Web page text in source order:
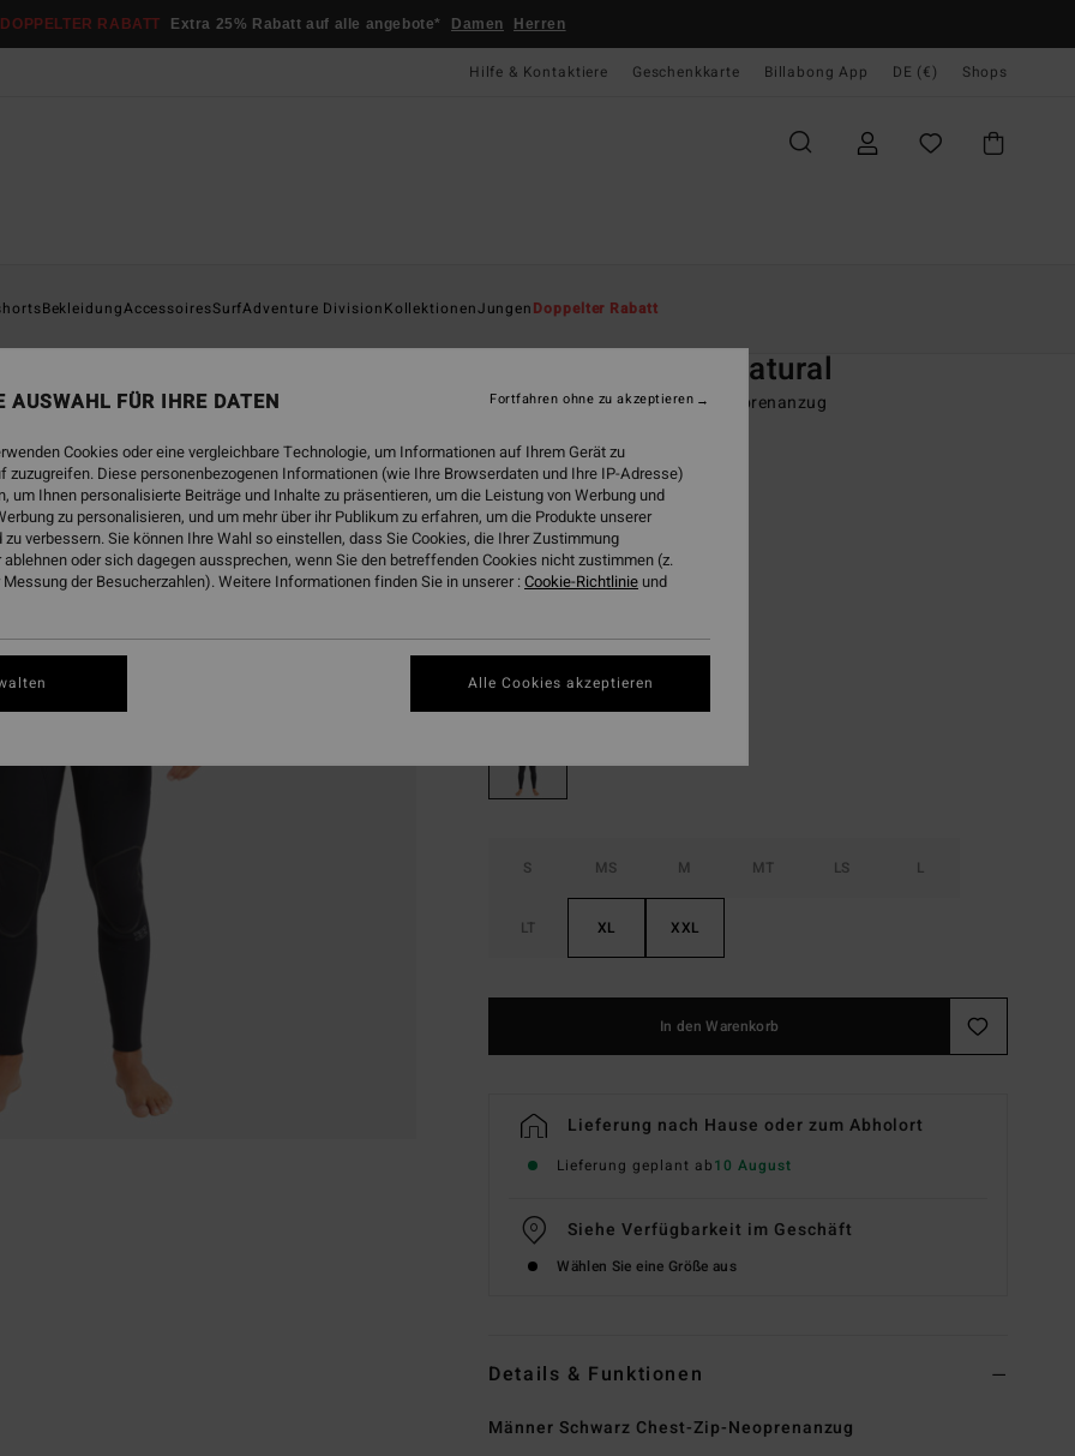
DOPPELTER RABATT Extra 25% Rabatt auf alle angebote* Damen Herren
Hilfe & Kontaktiere Geschenkkarte Billabong App DE (€) Shops
BekleidungAccessoiresSurfAdventure DivisionKollektionenJungenDoppelter Rabatt
5/4mm Furnace Natural
Männer Schwarz Chest-Zip-Neoprenanzug
3.0
(1 Bewertungen)
ECO-BONUS
459,95 €
40%
275,97 €
SALE
S MS M MT LS L
LT XL XXL
In den Warenkorb
Lieferung nach Hause oder zum Abholort
Lieferung geplant ab10 August
Siehe Verfügbarkeit im Geschäft
Wählen Sie eine Größe aus
Details & Funktionen
Männer Schwarz Chest-Zip-Neoprenanzug
AUSWAHL FÜR IHRE DATEN
Cookies oder eine vergleichbare Technologie, um Informationen auf Ihrem Gerät zu
zuzugreifen. Diese personenbezogenen Informationen (wie Ihre Browserdaten und Ihre IP-Adresse)
um Ihnen personalisierte Beiträge und Inhalte zu präsentieren, um die Leistung von Werbung und
zu personalisieren, und um mehr über ihr Publikum zu erfahren, um die Produkte unserer
verbessern. Sie können Ihre Wahl so einstellen, dass Sie Cookies, die Ihrer Zustimmung
oder sich dagegen aussprechen, wenn Sie den betreffenden Cookies nicht zustimmen (z.
der Besucherzahlen). Weitere Informationen finden Sie in unserer :Cookie-Richtlinie und
Fortfahren ohne zu akzeptieren
Alle Cookies akzeptieren